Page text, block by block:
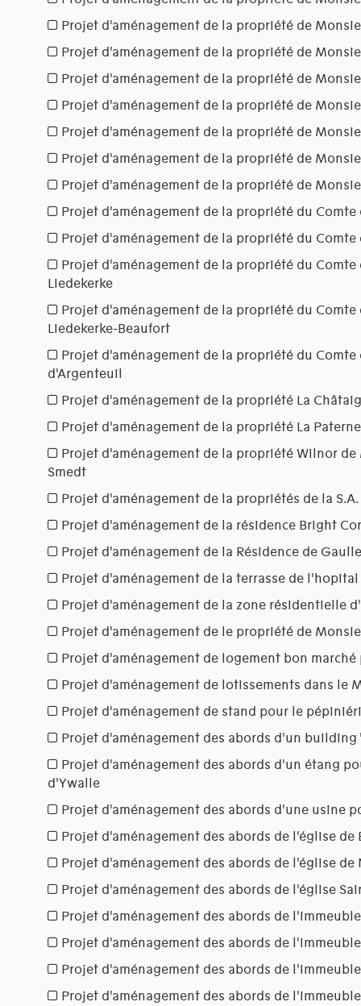
Projet d'aménagement de la propriété de
Projet d'aménagement de la propriété de
Projet d'aménagement de la propriété de
Projet d'aménagement de la propriété de
Projet d'aménagement de la propriété de
Projet d'aménagement de la propriété de
Projet d'aménagement de la propriété de
Projet d'aménagement de la propriété du Comte
Projet d'aménagement de la propriété du Comte
Projet d'aménagement de la propriété du Comte
Liedekerke
Projet d'aménagement de la propriété du Comte
Liedekerke-Beaufort
Projet d'aménagement de la propriété du Comte
d'Argenteuil
Projet d'aménagement de la propriété La
Projet d'aménagement de la propriété La
Projet d'aménagement de la propriété Wilnor
Smedt
Projet d'aménagement de la propriétés de la
Projet d'aménagement de la résidence Bright
Projet d'aménagement de la Résidence de Gaulle
Projet d'aménagement de la terrasse de
Projet d'aménagement de la zone résidentielle
Projet d'aménagement de le propriété de
Projet d'aménagement de logement bon
Projet d'aménagement de lotissements dans le
Projet d'aménagement de stand pour le
Projet d'aménagement des abords d'un building
Projet d'aménagement des abords d'un étang
d'Ywalle
Projet d'aménagement des abords d'une usine
Projet d'aménagement des abords de l'église de
Projet d'aménagement des abords de l'église de
Projet d'aménagement des abords de l'église
Projet d'aménagement des abords de
Projet d'aménagement des abords de
Projet d'aménagement des abords de
Projet d'aménagement des abords de